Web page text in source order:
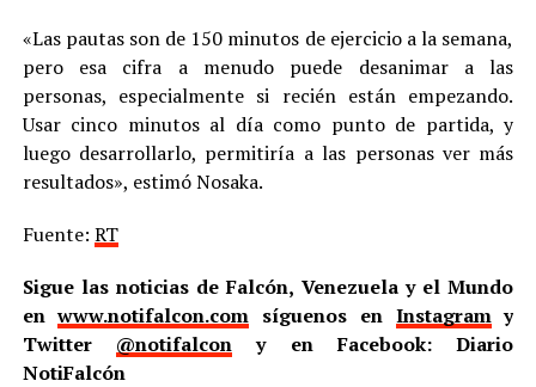
«Las pautas son de 150 minutos de ejercicio a la semana,
pero esa cifra a menudo puede desanimar a las
personas, especialmente si recién están empezando.
Usar cinco minutos al día como punto de partida, y
luego desarrollarlo, permitiría a las personas ver más
resultados», estimó Nosaka.
Fuente: RT
Sigue las noticias de Falcón, Venezuela y el Mundo
enwww.notifalcon.com síguenos en Instagramy
Twitter @notifalcon y en Facebook: Diario
NotiFalcón